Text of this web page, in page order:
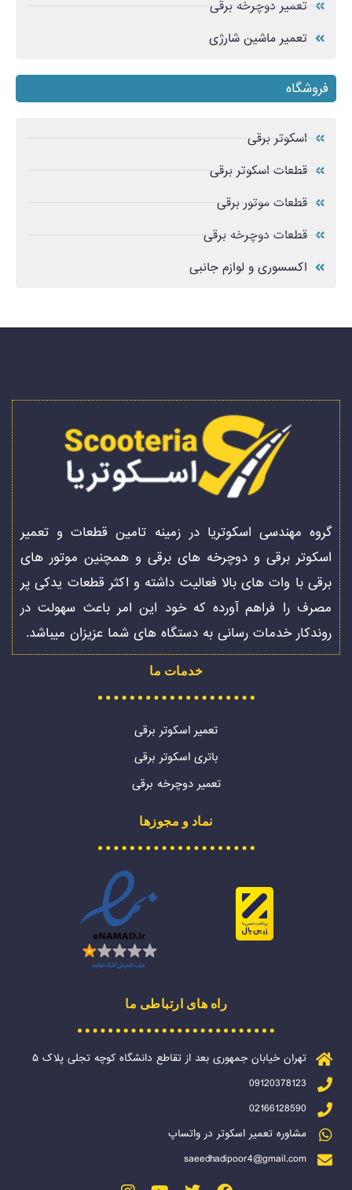
تعمیر دوچرخه برقی
تعمیر ماشین شارژی
فروشگاه
اسکوتر برقی
قطعات اسکوتر برقی
قطعات موتور برقی
قطعات دوچرخه برقی
اکسسوری و لوازم جانبی
گروه مهندسی اسکوتریا در زمینه تامین قطعات و تعمیر
اسکوتر برقی و دوچرخه های برقی و همچنین موتور های
برقی با وات های بالا فعالیت داشته و اکثر قطعات یدکی پر
مصرف را فراهم آورده که خود این امر باعث سهولت در
روندکار خدمات رسانی به دستگاه های شما عزیزان میباشد.
خدمات ما
تعمیر اسکوتر برقی
باتری اسکوتر برقی
تعمیر دوچرخه برقی
نماد و مجوزها
راه های ارتباطی ما
تهران خیابان جمهوری بعد از تقاطع دانشگاه کوچه تجلی پلاک ۵
09120378123
02166128590
مشاوره تعمیر اسکوتر در واتساپ
saeedhadipoor4@gmail.com